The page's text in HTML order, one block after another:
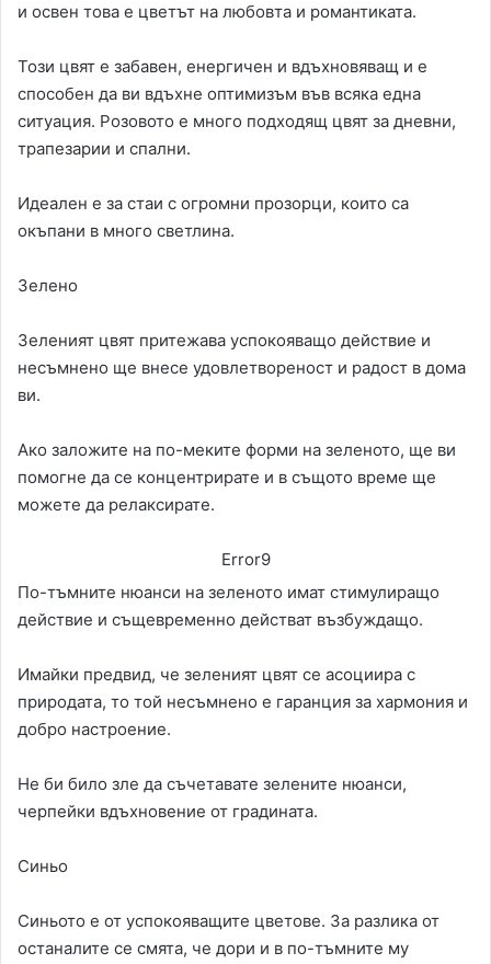
и освен това е цветът на любовта и романтиката.
Този цвят е забавен, енергичен и вдъхновяващ и е
способен да ви вдъхне оптимизъм във всяка една
ситуация. Розовото е много подходящ цвят за дневни,
трапезарии и спални.
Идеален е за стаи с огромни прозорци, които са
окъпани в много светлина.
Зелено
Зеленият цвят притежава успокояващо действие и
несъмнено ще внесе удовлетвореност и радост в дома
ви.
Ако заложите на по-меките форми на зеленото, ще ви
помогне да се концентрирате и в същото време ще
можете да релаксирате.
Error9
По-тъмните нюанси на зеленото имат стимулиращо
действие и същевременно действат възбуждащо.
Имайки предвид, че зеленият цвят се асоциира с
природата, то той несъмнено е гаранция за хармония и
добро настроение.
Не би било зле да съчетавате зелените нюанси,
черпейки вдъхновение от градината.
Синьо
Синьото е от успокояващите цветове. За разлика от
останалите се смята, че дори и в по-тъмните му